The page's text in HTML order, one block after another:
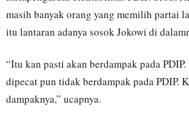
masih banyak orang yang memilih partai
itu lantaran adanya sosok Jokowi di
“Itu kan pasti akan berdampak pada
dipecat pun tidak berdampak pada PDIP.
dampaknya,” ucapnya.